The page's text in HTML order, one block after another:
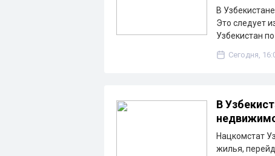
В
Это следует
Узбекистан по
Сегодня,
В
Нацкомстат
жилья,